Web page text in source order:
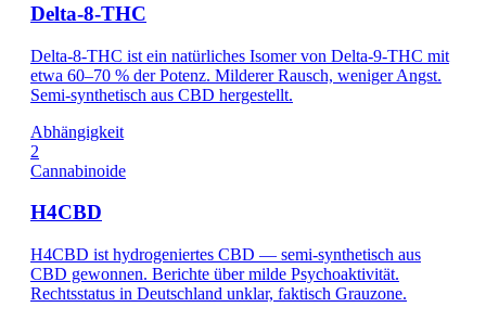
Delta-8-THC
Delta-8-THC ist ein natürliches Isomer von Delta-9-THC mit
etwa 60–70 % der Potenz. Milderer Rausch, weniger Angst.
Semi-synthetisch aus CBD hergestellt.
Abhängigkeit
2
Cannabinoide
H4CBD
H4CBD ist hydrogeniertes CBD — semi-synthetisch aus
CBD gewonnen. Berichte über milde Psychoaktivität.
Rechtsstatus in Deutschland unklar, faktisch Grauzone.